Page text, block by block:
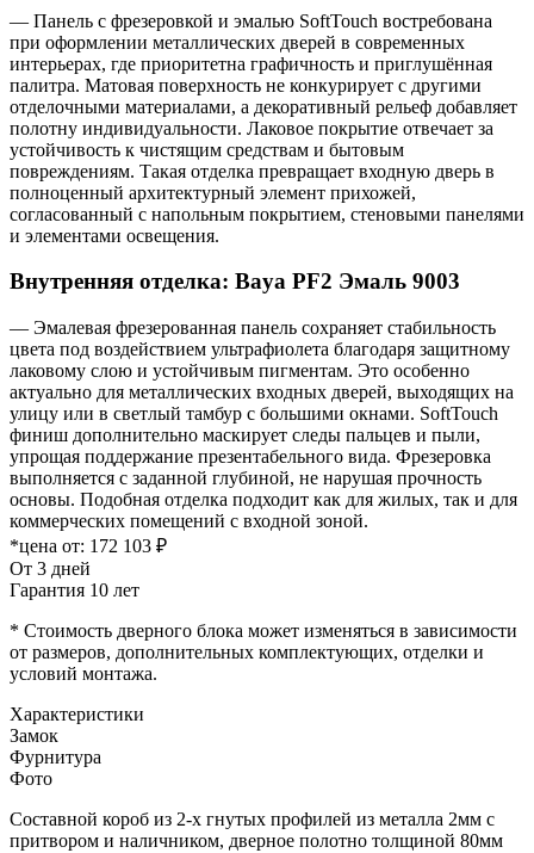
— Панель с фрезеровкой и эмалью SoftTouch востребована
при оформлении металлических дверей в современных
интерьерах, где приоритетна графичность и приглушённая
палитра. Матовая поверхность не конкурирует с другими
отделочными материалами, а декоративный рельеф добавляет
полотну индивидуальности. Лаковое покрытие отвечает за
устойчивость к чистящим средствам и бытовым
повреждениям. Такая отделка превращает входную дверь в
полноценный архитектурный элемент прихожей,
согласованный с напольным покрытием, стеновыми панелями
и элементами освещения.
Внутренняя отделка: Baya PF2 Эмаль 9003
— Эмалевая фрезерованная панель сохраняет стабильность
цвета под воздействием ультрафиолета благодаря защитному
лаковому слою и устойчивым пигментам. Это особенно
актуально для металлических входных дверей, выходящих на
улицу или в светлый тамбур с большими окнами. SoftTouch
финиш дополнительно маскирует следы пальцев и пыли,
упрощая поддержание презентабельного вида. Фрезеровка
выполняется с заданной глубиной, не нарушая прочность
основы. Подобная отделка подходит как для жилых, так и для
коммерческих помещений с входной зоной.
*цена от: 172 103 ₽
От 3 дней
Гарантия 10 лет
* Стоимость дверного блока может изменяться в зависимости
от размеров, дополнительных комплектующих, отделки и
условий монтажа.
Характеристики
Замок
Фурнитура
Фото
Составной короб из 2-х гнутых профилей из металла 2мм с
притвором и наличником, дверное полотно толщиной 80мм